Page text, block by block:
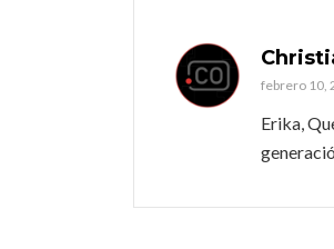
febrero 10,
Erika,